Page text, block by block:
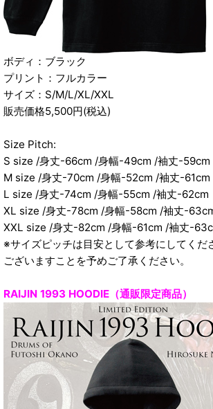
ボディ：ブラック
プリント：フルカラー
サイズ：S/M/L/XL/XXL
販売価格5,500円(税込)
Size Pitch:
S size /身丈-66cm /身幅-49cm /袖丈-59cm
M size /身丈-70cm /身幅-52cm /袖丈-61cm
L size /身丈-74cm /身幅-55cm /袖丈-62cm
XL size /身丈-78cm /身幅-58cm /袖丈-
XXL size /身丈-82cm /身幅-61cm /袖丈-
※サイズピッチは目安として参考にしてくだ
ございますことを予めご了承ください。
RAIJIN 1993 HOODIE（通販限定商品）